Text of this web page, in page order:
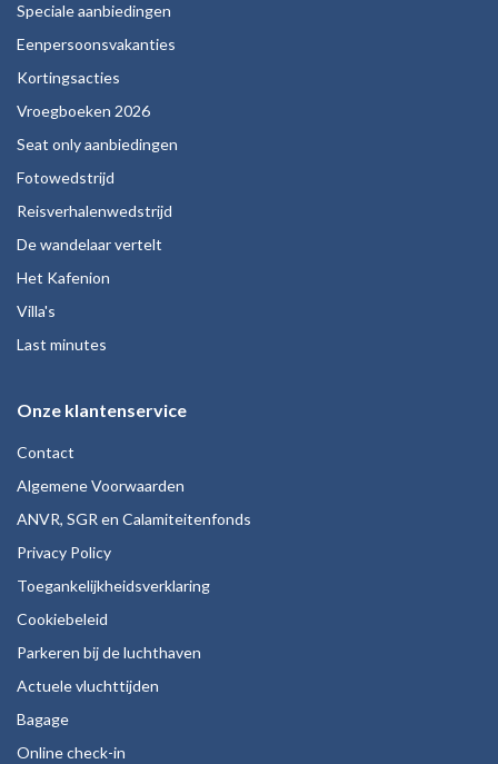
Speciale aanbiedingen
Eenpersoonsvakanties
Kortingsacties
Vroegboeken 2026
Seat only aanbiedingen
Fotowedstrijd
Reisverhalenwedstrijd
De wandelaar vertelt
Het Kafenion
Villa's
Last minutes
Onze klantenservice
Contact
Algemene Voorwaarden
ANVR, SGR en Calamiteitenfonds
Privacy Policy
Toegankelijkheidsverklaring
Cookiebeleid
Parkeren bij de luchthaven
Actuele vluchttijden
Bagage
Online check-in